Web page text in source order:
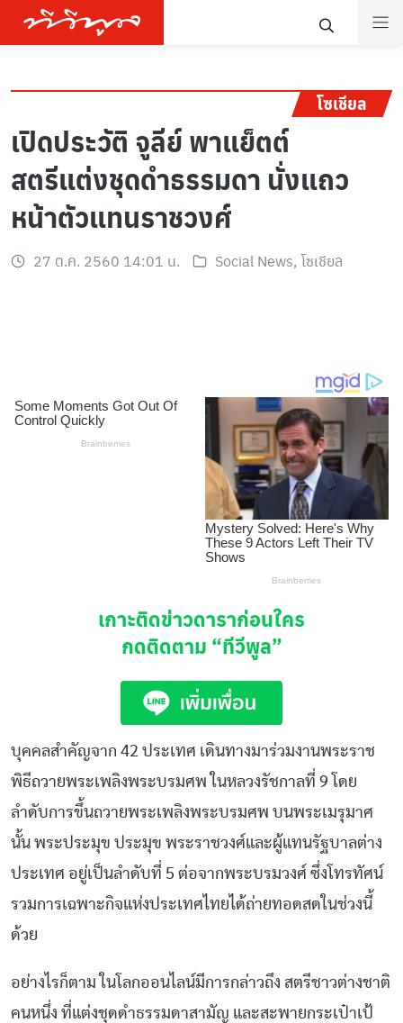
โซเชียล
เปิดประวัติ จูลีย์ พาแย็ตต์
สตรีแต่งชุดดำธรรมดา นั่งแถว
หน้าตัวแทนราชวงศ์
27 ต.ค. 2560 14:01 น. Social News, โซเชียล
เกาะติดข่าวดาราก่อนใคร
กดติดตาม “ทีวีพูล”
บุคคลสำคัญจาก 42 ประเทศ เดินทางมาร่วมงานพระราช
พิธีถวายพระเพลิงพระบรมศพ ในหลวงรัชกาลที่ 9 โดย
ลำดับการขึ้นถวายพระเพลิงพระบรมศพ บนพระเมรุมาศ
นั้น พระประมุข ประมุข พระราชวงศ์และผู้แทนรัฐบาลต่าง
ประเทศ อยู่เป็นลำดับที่ 5 ต่อจากพระบรมวงศ์ ซึ่งโทรทัศน์
รวมการเฉพาะกิจแห่งประเทศไทยได้ถ่ายทอดสดในช่วงนี้
ด้วย
อย่างไรก็ตาม ในโลกออนไลน์มีการกล่าวถึง สตรีชาวต่างชาติ
คนหนึ่ง ที่แต่งชุดดำธรรมดาสามัญ และสะพายกระเป๋าเป้